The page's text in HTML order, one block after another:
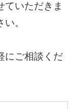
ていただきま
。
にご相談くだ